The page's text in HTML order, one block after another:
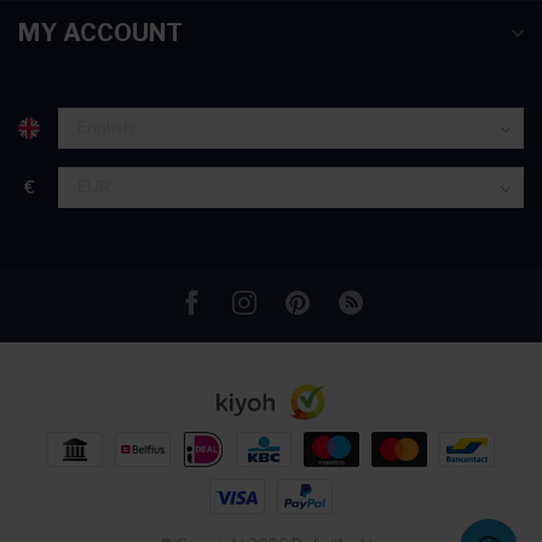
partners voor social media, adverteren en analyse. Deze
verzameld op basis van uw gebruik van hun services.
MY ACCOUNT
€